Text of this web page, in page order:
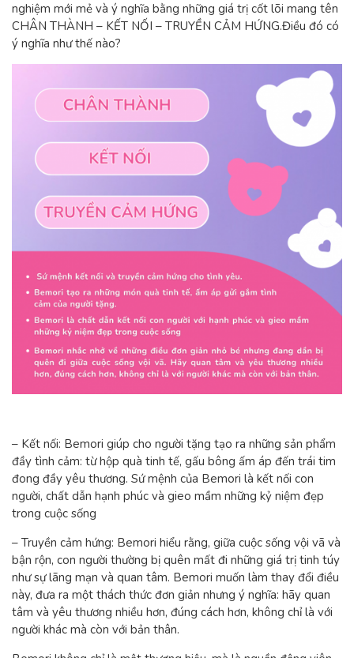
nghiệm mới mẻ và ý nghĩa bằng những giá trị cốt lõi mang tên
CHÂN THÀNH – KẾT NỐI – TRUYỀN CẢM HỨNG.Điều đó có
ý nghĩa như thế nào?
– Kết nối: Bemori giúp cho người tặng tạo ra những sản phẩm
đầy tình cảm: từ hộp quà tinh tế, gấu bông ấm áp đến trái tim
đong đầy yêu thương. Sứ mệnh của Bemori là kết nối con
người, chất dẫn hạnh phúc và gieo mầm những kỷ niệm đẹp
trong cuộc sống
– Truyền cảm hứng: Bemori hiểu rằng, giữa cuộc sống vội vã và
bận rộn, con người thường bị quên mất đi những giá trị tinh túy
như sự lãng mạn và quan tâm. Bemori muốn làm thay đổi điều
này, đưa ra một thách thức đơn giản nhưng ý nghĩa: hãy quan
tâm và yêu thương nhiều hơn, đúng cách hơn, không chỉ là với
người khác mà còn với bản thân.